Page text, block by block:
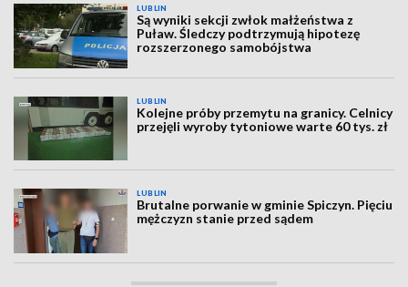
LUBLIN
Są wyniki sekcji zwłok małżeństwa z
Puław. Śledczy podtrzymują hipotezę
rozszerzonego samobójstwa
LUBLIN
Kolejne próby przemytu na granicy. Celnicy
przejęli wyroby tytoniowe warte 60 tys. zł
LUBLIN
Brutalne porwanie w gminie Spiczyn. Pięciu
mężczyzn stanie przed sądem